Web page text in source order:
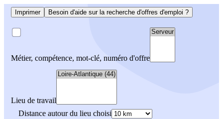
Imprimer Besoin d'aide sur la recherche d'offres d'emploi ?
Métier, compétence, mot-clé, numéro d'offre
Lieu de travail
Distance autour du lieu choisi